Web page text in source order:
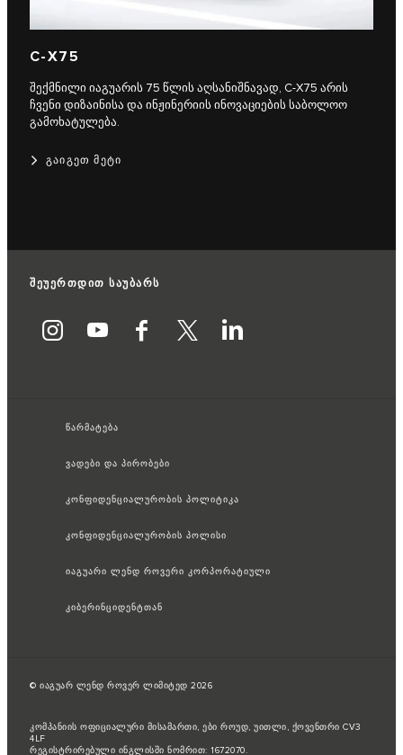
C‑X75
შექმნილი იაგუარის 75 წლის აღსანიშნავად, C‑X75 არის
ჩვენი დიზაინისა და ინჟინერიის ინოვაციების საბოლოო
გამოხატულება.
ᲒᲐᲘᲒᲔᲗ ᲛᲔᲢᲘ
შეუერთდით საუბარს
წარმატება
ვადები და პირობები
კონფიდენციალურობის პოლიტიკა
კონფიდენციალურობის პოლისი
იაგუარი ლენდ როვერი კორპორატიული
კიბერინციდენტთან
© იაგუარ ლენდ როვერ ლიმიტედ 2026
კომპანიის ოფიციალური მისამართი, ები როუდ, უითლი, ქოვენთრი CV3
4LF
რეგისტრირებული ინგლისში ნომრით: 1672070.